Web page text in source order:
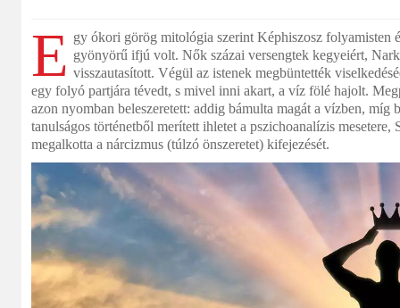
E gy ókori görög mitológia szerint Képhiszosz folyamisten
gyönyörű ifjú volt. Nők százai versengtek kegyeiért,
visszautasított. Végül az istenek megbüntették
egy folyó partjára tévedt, s mivel inni akart, a víz fölé hajolt.
azon nyomban beleszeretett: addig bámulta magát a vízben, míg
tanulságos történetből merített ihletet a pszichoanalízis
megalkotta a nárcizmus (túlzó önszeretet) kifejezését.